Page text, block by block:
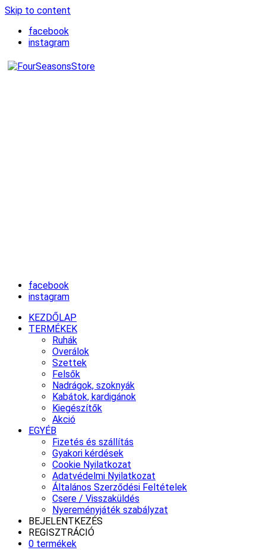
Skip to content
facebook
instagram
facebook
instagram
KEZDŐLAP
TERMÉKEK
Ruhák
Overálok
Szettek
Felsők
Nadrágok, szoknyák
Kabátok, kardigánok
Kiegészítők
Akció
EGYÉB
Fizetés és szállítás
Gyakori kérdések
Cookie Nyilatkozat
Adatvédelmi Nyilatkozat
Általános Szerződési Feltételek
Csere / Visszaküldés
Nyereményjáték szabályzat
BEJELENTKEZÉS
REGISZTRÁCIÓ
0 termékek